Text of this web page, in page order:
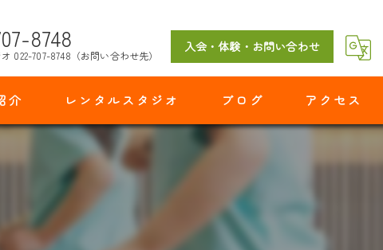
8748
022-707-8748（お問い合わせ先）
入会・体験・お問い合わせ
介 レンタルスタジオ ブログ アクセス
マイダンスショップ 出花スタジオ